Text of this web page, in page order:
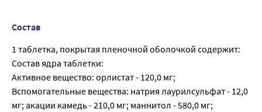
Состав
1 таблетка, покрытая пленочной оболочкой содержит:
Состав ядра таблетки:
Активное вещество: орлистат - 120,0 мг;
Вспомогательные вещества: натрия лаурилсульфат - 12,0
мг; акации камедь - 210,0 мг; маннитол - 580,0 мг;